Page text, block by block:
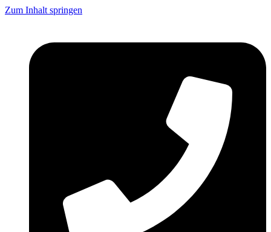
Zum Inhalt springen